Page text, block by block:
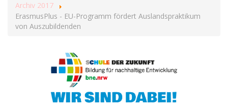
Archiv 2017
ErasmusPlus - EU-Programm fördert Auslandspraktikum
von Auszubildenden